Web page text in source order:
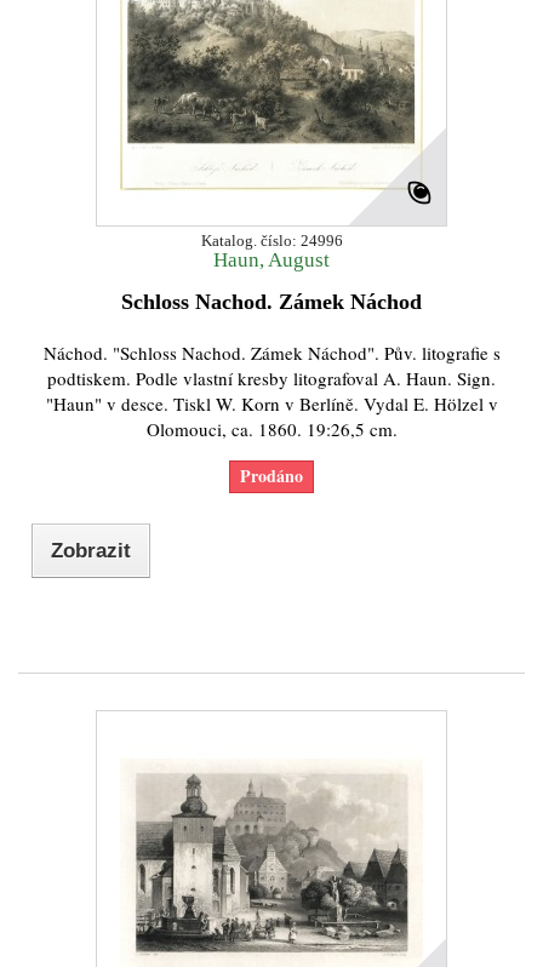
Katalog. číslo: 24996
Haun, August
Schloss Nachod. Zámek Náchod
Náchod. "Schloss Nachod. Zámek Náchod". Pův. litografie s
podtiskem. Podle vlastní kresby litografoval A. Haun. Sign.
"Haun" v desce. Tiskl W. Korn v Berlíně. Vydal E. Hölzel v
Olomouci, ca. 1860. 19:26,5 cm.
Prodáno
Zobrazit